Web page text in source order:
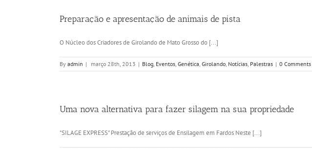
Preparação e apresentação de animais de pista
O Núcleo dos Criadores de Girolando de Mato Grosso do [...]
By admin | março 28th, 2013 | Blog, Eventos, Genética, Girolando, Notícias, Palestras | 0 Comments
Uma nova alternativa para fazer silagem na sua propriedade
"SILAGE EXPRESS" Prestação de serviços de Ensilagem em Fardos Neste [...]